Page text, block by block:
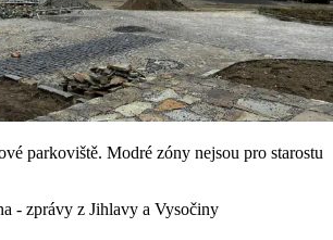
parkoviště. Modré zóny nejsou pro starostu
- zprávy z Jihlavy a Vysočiny